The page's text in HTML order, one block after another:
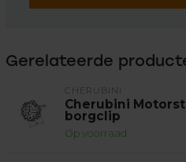
Gerelateerde
CHERUBINI
Cherubini
borgclip
Op voorraad